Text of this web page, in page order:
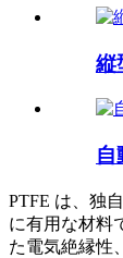
縦
自
PTFE は、独
に有用な材料
た電気絶縁性